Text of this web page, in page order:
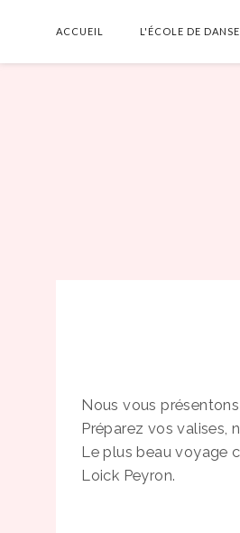
ACCUEIL L'ÉCOLE DE DANSE
Nous vous
Préparez vos valises,
Le plus beau voyage
Loick Peyron.